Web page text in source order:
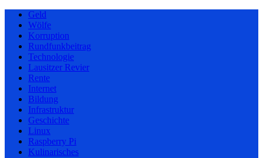
Geld
Wölfe
Korruption
Rundfunkbeitrag
Technologie
Lausitzer Revier
Rente
Internet
Bildung
Infrastruktur
Geschichte
Linux
Raspberry Pi
Kulinarisches